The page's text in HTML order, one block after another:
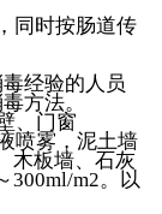
同时按肠道传
经验的人员
方法。
、门窗
喷雾，泥土墙
木板墙、石灰
300ml/m2。以